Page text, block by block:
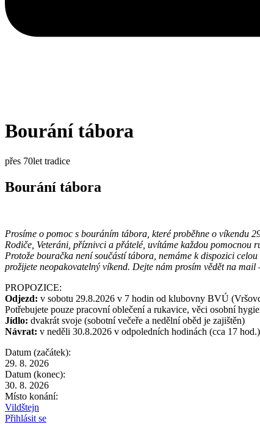
Bourání tábora
přes 70let tradice
Bourání tábora
Prosíme o pomoc s bouráním tábora, které proběhne o víkendu
Rodiče, Veteráni, příznivci a přátelé, uvítáme každou pomocnou
Protože bouračka není součástí tábora, nemáme k dispozici
prožijete neopakovatelný víkend. Dejte nám prosím vědět na
PROPOZICE:
Odjezd: v sobotu 29.8.2026 v 7 hodin od klubovny BVÚ
Potřebujete pouze pracovní oblečení a rukavice, věci osobní
Jídlo: dvakrát svoje (sobotní večeře a nedělní oběd je zajištěn)
Návrat: v neděli 30.8.2026 v odpoledních hodinách (cca 17 hod.)
Datum (začátek):
29. 8. 2026
Datum (konec):
30. 8. 2026
Místo konání:
Vildštejn
Přihlásit se